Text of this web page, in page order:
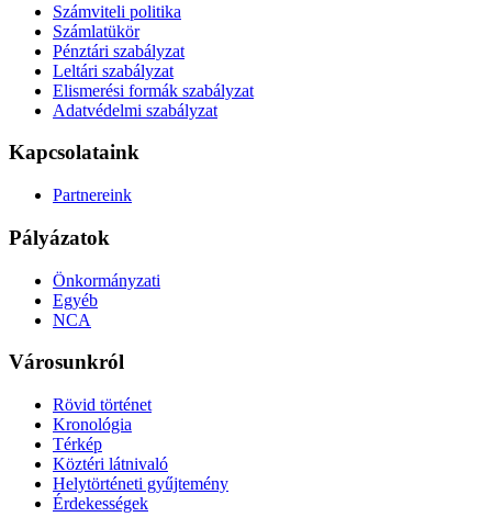
Számviteli politika
Számlatükör
Pénztári szabályzat
Leltári szabályzat
Elismerési formák szabályzat
Adatvédelmi szabályzat
Kapcsolataink
Partnereink
Pályázatok
Önkormányzati
Egyéb
NCA
Városunkról
Rövid történet
Kronológia
Térkép
Köztéri látnivaló
Helytörténeti gyűjtemény
Érdekességek